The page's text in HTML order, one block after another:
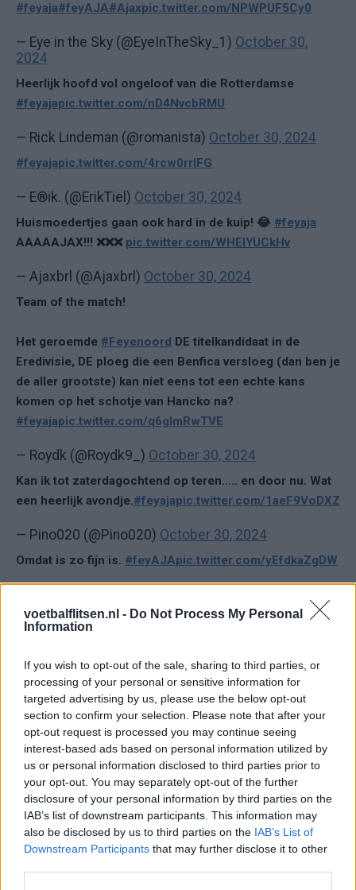
voetbalflitsen.nl - Do Not Process My Personal
Information
If you wish to opt-out of the sale, sharing to third parties, or
processing of your personal or sensitive information for
targeted advertising by us, please use the below opt-out
section to confirm your selection. Please note that after your
opt-out request is processed you may continue seeing
interest-based ads based on personal information utilized by
us or personal information disclosed to third parties prior to
your opt-out. You may separately opt-out of the further
disclosure of your personal information by third parties on the
IAB’s list of downstream participants. This information may
also be disclosed by us to third parties on the IAB’s List of
Downstream Participants that may further disclose it to other
#feyaja#feyAJA#Ajaxpic.twitter.com/NPWPUF5Cy0
— Eye in the Sky (@EyeInTheSky_1) October 30,
2024
Heerlijk hoofd vol ongeloof van die Rotterdamse
#feyajapic.twitter.com/nD4NvcbRMU
— Rick Lindeman (@romanista) October 30, 2024
#feyajapic.twitter.com/4rcw0rrlFG
— E®️ik. (@ErikTiel) October 30, 2024
Huismoedertjes gaan ook hard in de kuip! 😂 #feyaja
AAAAAJAX!!! ❌❌❌ pic.twitter.com/WHElYUCkHv
— Ajaxbrl (@Ajaxbrl) October 30, 2024
Team of the match!
Het geroemde #Feyenoord DE titelkandidaat in de
Eredivisie, DE ploeg die een Benfica versloeg (dan ben je
de aller grootste) kan niet eens tot een echte kans
komen op het schotje van Hancko na?
#feyajapic.twitter.com/q6gImRwTVE
— Roydk (@Roydk9_) October 30, 2024
Kan ik tot zaterdagochtend op teren..... en door nu. Wat
een heerlijk avondje.#feyajapic.twitter.com/1aeF9VoDXZ
— Pino020 (@Pino020) October 30, 2024
Omdat is zo fijn is. #feyAJApic.twitter.com/yEfdkaZgDW
2024
Een foto zegt meer dan 1000
— The Count (@thecountstories)October 31, 2024
Lees ook:
Spelersbus Ajax ontvangen door uitzinnige menigte;
Farioli spreekt fans toe
Dochter van Dennis Bergkamp steelt show met
speciaal Arsenal-jack
Feyenoord-supporter Ronnie Flex uitgelachen door
Ajax-fans na foute voorspelling
Jade Anna, vriendin Kenneth Taylor, uitgescholden
in de Kuip
Ajax op rapport: Meerdere uitblinkers na zege in De
Kuip